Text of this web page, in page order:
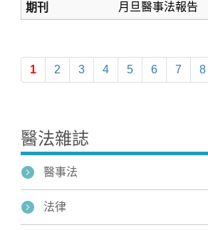
月旦醫事法報告
1 2 3 4 5 6 7
8
醫法雜誌
醫事法
法律